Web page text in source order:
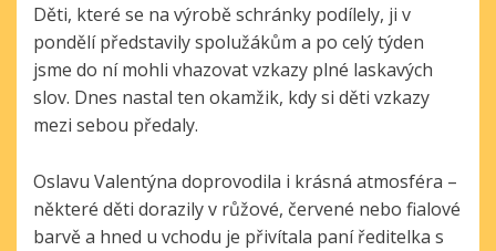
Děti, které se na výrobě schránky podílely, ji v
pondělí představily spolužákům a po celý týden
jsme do ní mohli vhazovat vzkazy plné laskavých
slov. Dnes nastal ten okamžik, kdy si děti vzkazy
mezi sebou předaly.
Oslavu Valentýna doprovodila i krásná atmosféra –
některé děti dorazily v růžové, červené nebo fialové
barvě a hned u vchodu je přivítala paní ředitelka s